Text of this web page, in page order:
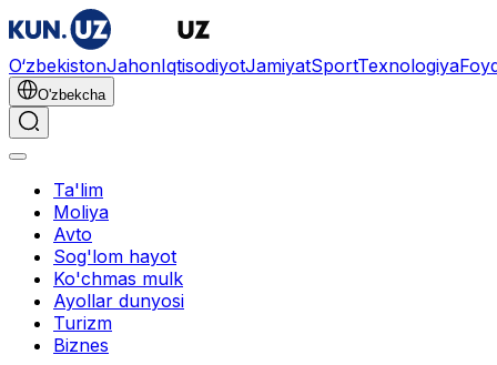
O‘zbekistonJahonIqtisodiyotJamiyatSportTexnologiya
O'zbekcha
Ta'lim
Moliya
Avto
Sog'lom hayot
Ko'chmas mulk
Ayollar dunyosi
Turizm
Biznes